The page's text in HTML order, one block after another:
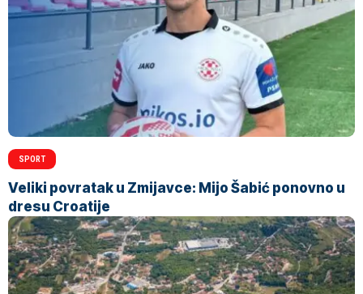
SPORT
Veliki povratak u Zmijavce: Mijo Šabić ponovno u
dresu Croatije